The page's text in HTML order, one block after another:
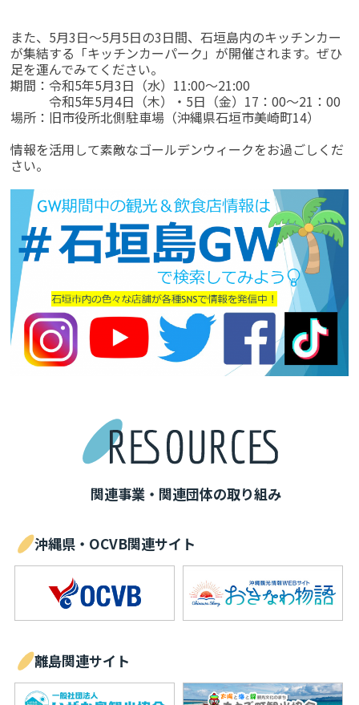
また、5月3日～5月5日の3日間、石垣島内のキッチンカー
が集結する「キッチンカーパーク」が開催されます。ぜひ
足を運んでみてください。
期間：令和5年5月3日（水）11:00～21:00
令和5年5月4日（木）・5日（金）17：00～21：00
場所：旧市役所北側駐車場（沖縄県石垣市美崎町14）
情報を活用して素敵なゴールデンウィークをお過ごしくだ
さい。
関連事業・関連団体の取り組み
沖縄県・OCVB関連サイト
離島関連サイト